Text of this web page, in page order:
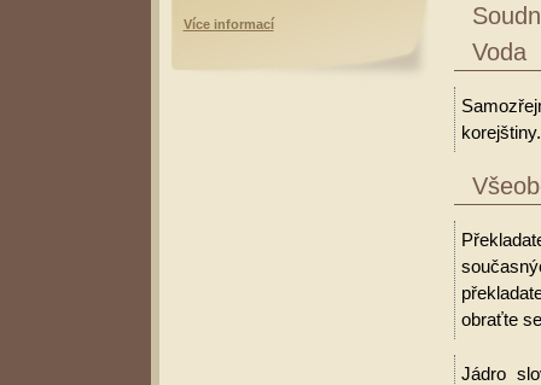
Voda
korejštiny.
obraťte
Jádro
Více informací